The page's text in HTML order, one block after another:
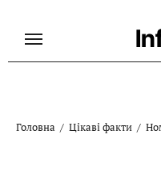
Головна Цікаві факти